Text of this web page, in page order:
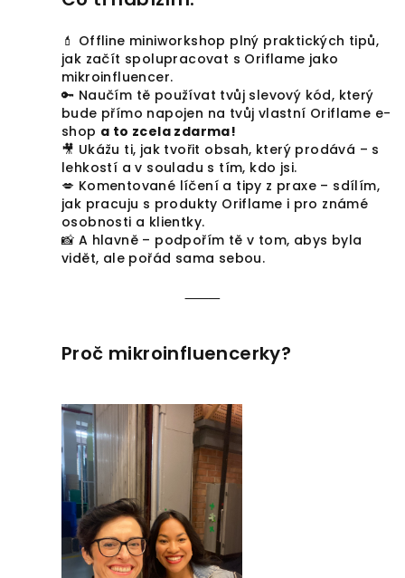
💄 Offline miniworkshop plný praktických tipů,
jak začít spolupracovat s Oriflame jako
mikroinfluencer.
🔑 Naučím tě používat tvůj slevový kód, který
bude přímo napojen na tvůj vlastní Oriflame e-
shop a to zcela zdarma!
🎥 Ukážu ti, jak tvořit obsah, který prodává – s
lehkostí a v souladu s tím, kdo jsi.
💋 Komentované líčení a tipy z praxe – sdílím,
jak pracuju s produkty Oriflame i pro známé
osobnosti a klientky.
📸 A hlavně – podpořím tě v tom, abys byla
vidět, ale pořád sama sebou.
⸻
Proč mikroinfluencerky?